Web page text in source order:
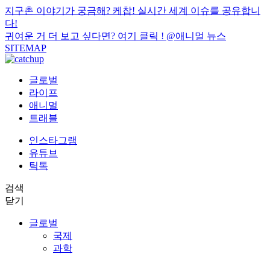
지구촌 이야기가 궁금해? 케찹! 실시간 세계 이슈를 공유합니
다!
귀여운 거 더 보고 싶다면? 여기 클릭 ! @애니멀 뉴스
SITEMAP
글로벌
라이프
애니멀
트래블
인스타그램
유튜브
틱톡
검색
닫기
글로벌
국제
과학